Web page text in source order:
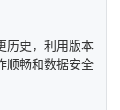
历史，利用版本
顺畅和数据安全